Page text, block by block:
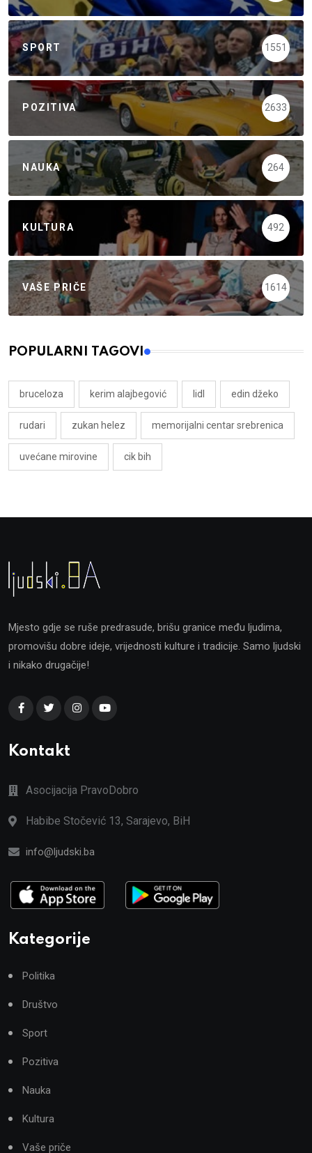
SPORT 1551
POZITIVA 2633
NAUKA 264
KULTURA 492
VAŠE PRIČE 1614
POPULARNI TAGOVI
bruceloza kerim alajbegović lidl edin džeko
rudari zukan helez memorijalni centar srebrenica
uvećane mirovine cik bih
Mjesto gdje se ruše predrasude, brišu granice među ljudima,
promovišu dobre ideje, vrijednosti kulture i tradicije. Samo ljudski
i nikako drugačije!
Kontakt
Asocijacija PravoDobro
Habibe Stočević 13, Sarajevo, BiH
info@ljudski.ba
Kategorije
Politika
Društvo
Sport
Pozitiva
Nauka
Kultura
Vaše priče